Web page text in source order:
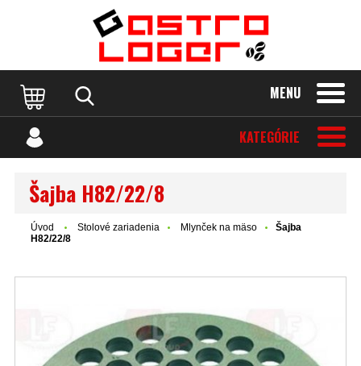
MENU
KATEGÓRIE
Šajba H82/22/8
Úvod Stolové zariadenia Mlynček na mäso
Šajba
H82/22/8